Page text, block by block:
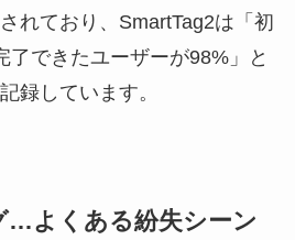
れており、SmartTag2は「初
了できたユーザーが98%」と
録しています。
…よくある紛失シーン